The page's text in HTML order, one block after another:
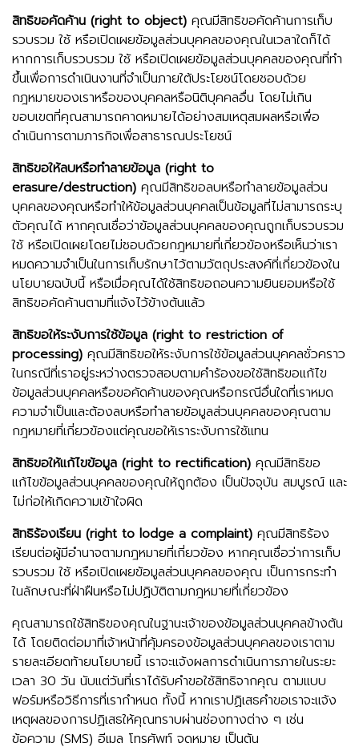
สิทธิขอคัดค้าน (right to object) คุณมีสิทธิขอคัดค้านการเก็บ
รวบรวม ใช้ หรือเปิดเผยข้อมูลส่วนบุคคลของคุณในเวลาใดก็ได้
หากการเก็บรวบรวม ใช้ หรือเปิดเผยข้อมูลส่วนบุคคลของคุณที่ทำ
ขึ้นเพื่อการดำเนินงานที่จำเป็นภายใต้ประโยชน์โดยชอบด้วย
กฎหมายของเราหรือของบุคคลหรือนิติบุคคลอื่น โดยไม่เกิน
ขอบเขตที่คุณสามารถคาดหมายได้อย่างสมเหตุสมผลหรือเพื่อ
ดำเนินการตามภารกิจเพื่อสาธารณประโยชน์
สิทธิขอให้ลบหรือทำลายข้อมูล (right to
erasure/destruction) คุณมีสิทธิขอลบหรือทำลายข้อมูลส่วน
บุคคลของคุณหรือทำให้ข้อมูลส่วนบุคคลเป็นข้อมูลที่ไม่สามารถระบุ
ตัวคุณได้ หากคุณเชื่อว่าข้อมูลส่วนบุคคลของคุณถูกเก็บรวบรวม
ใช้ หรือเปิดเผยโดยไม่ชอบด้วยกฎหมายที่เกี่ยวข้องหรือเห็นว่าเรา
หมดความจำเป็นในการเก็บรักษาไว้ตามวัตถุประสงค์ที่เกี่ยวข้องใน
นโยบายฉบับนี้ หรือเมื่อคุณได้ใช้สิทธิขอถอนความยินยอมหรือใช้
สิทธิขอคัดค้านตามที่แจ้งไว้ข้างต้นแล้ว
สิทธิขอให้ระงับการใช้ข้อมูล (right to restriction of
processing) คุณมีสิทธิขอให้ระงับการใช้ข้อมูลส่วนบุคคลชั่วคราว
ในกรณีที่เราอยู่ระหว่างตรวจสอบตามคำร้องขอใช้สิทธิขอแก้ไข
ข้อมูลส่วนบุคคลหรือขอคัดค้านของคุณหรือกรณีอื่นใดที่เราหมด
ความจำเป็นและต้องลบหรือทำลายข้อมูลส่วนบุคคลของคุณตาม
กฎหมายที่เกี่ยวข้องแต่คุณขอให้เราระงับการใช้แทน
สิทธิขอให้แก้ไขข้อมูล (right to rectification) คุณมีสิทธิขอ
แก้ไขข้อมูลส่วนบุคคลของคุณให้ถูกต้อง เป็นปัจจุบัน สมบูรณ์ และ
ไม่ก่อให้เกิดความเข้าใจผิด
สิทธิร้องเรียน (right to lodge a complaint) คุณมีสิทธิร้อง
เรียนต่อผู้มีอำนาจตามกฎหมายที่เกี่ยวข้อง หากคุณเชื่อว่าการเก็บ
รวบรวม ใช้ หรือเปิดเผยข้อมูลส่วนบุคคลของคุณ เป็นการกระทำ
ในลักษณะที่ฝ่าฝืนหรือไม่ปฏิบัติตามกฎหมายที่เกี่ยวข้อง
คุณสามารถใช้สิทธิของคุณในฐานะเจ้าของข้อมูลส่วนบุคคลข้างต้น
ได้ โดยติดต่อมาที่เจ้าหน้าที่คุ้มครองข้อมูลส่วนบุคคลของเราตาม
รายละเอียดท้ายนโยบายนี้ เราจะแจ้งผลการดำเนินการภายในระยะ
เวลา 30 วัน นับแต่วันที่เราได้รับคำขอใช้สิทธิจากคุณ ตามแบบ
ฟอร์มหรือวิธีการที่เรากำหนด ทั้งนี้ หากเราปฏิเสธคำขอเราจะแจ้ง
เหตุผลของการปฏิเสธให้คุณทราบผ่านช่องทางต่าง ๆ เช่น
ข้อความ (SMS) อีเมล โทรศัพท์ จดหมาย เป็นต้น